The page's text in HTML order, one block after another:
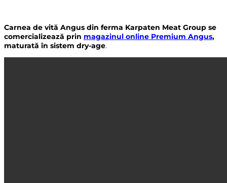
Carnea de vită Angus din ferma Karpaten Meat Group se
comercializează prin magazinul online Premium Angus,
maturată în sistem dry-age.